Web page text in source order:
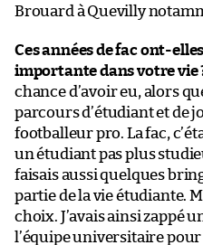
Brouard à Quevilly
Ces années de fac ont-
importante dans votre vie
chance d’avoir eu, alors
parcours d’étudiant et de
footballeur pro. La fac,
un étudiant pas plus
faisais aussi quelques
partie de la vie étudiante.
choix. J’avais ainsi zappé
l’équipe universitaire pour